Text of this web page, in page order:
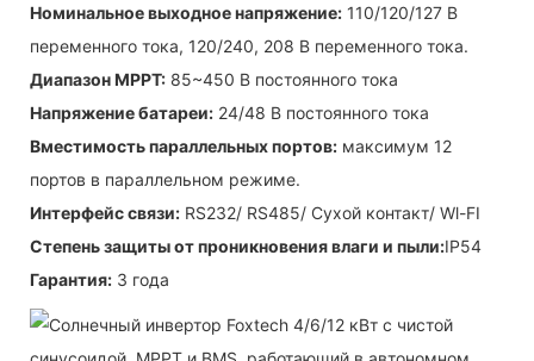
Номинальное выходное напряжение: 110/120/127 В
переменного тока, 120/240, 208 В переменного тока.
Диапазон MPPT: 85~450 В постоянного тока
Напряжение батареи: 24/48 В постоянного тока
Вместимость параллельных портов: максимум 12
портов в параллельном режиме.
Интерфейс связи: RS232/ RS485/ Сухой контакт/ Wl-FI
Степень защиты от проникновения влаги и пыли:IP54
Гарантия: 3 года